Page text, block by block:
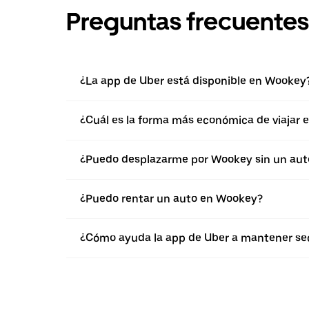
Preguntas frecuentes
¿La app de Uber está disponible en
¿Cuál es la forma más económica de viajar
¿Puedo desplazarme por Wookey sin un
¿Puedo rentar un auto en Wookey?
¿Cómo ayuda la app de Uber a mantener